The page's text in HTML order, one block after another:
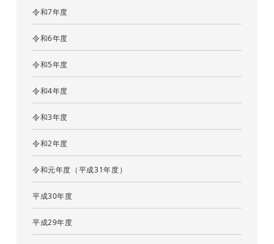
令和7年度
令和6年度
令和5年度
令和4年度
令和3年度
令和2年度
令和元年度（平成31年度）
平成30年度
平成29年度